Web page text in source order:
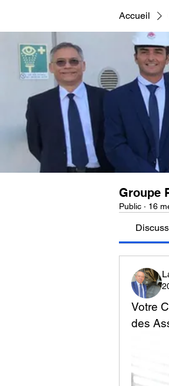
Accueil
Groupe
Public · 16
Votre
des